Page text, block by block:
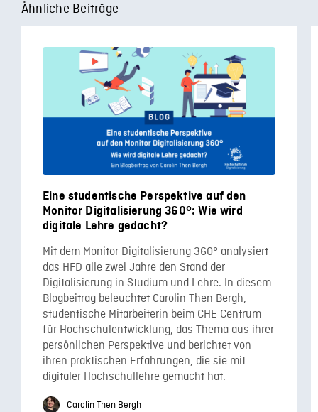
Ähnliche Beiträge
Eine studentische Perspektive auf den
Monitor Digitalisierung 360°: Wie wird
digitale Lehre gedacht?
Mit dem Monitor Digitalisierung 360° analysiert
das HFD alle zwei Jahre den Stand der
Digitalisierung in Studium und Lehre. In diesem
Blogbeitrag beleuchtet Carolin Then Bergh,
studentische Mitarbeiterin beim CHE Centrum
für Hochschulentwicklung, das Thema aus ihrer
persönlichen Perspektive und berichtet von
ihren praktischen Erfahrungen, die sie mit
digitaler Hochschullehre gemacht hat.
Carolin Then Bergh